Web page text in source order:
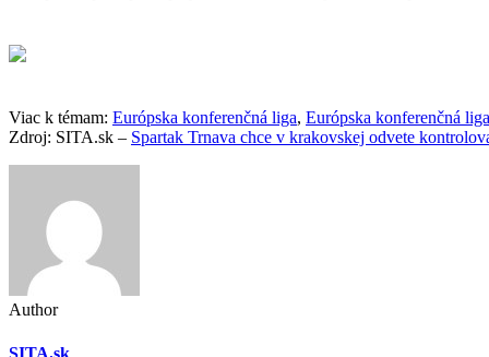
Viac k témam: Európska konferenčná liga, Európska konferenčná
Zdroj: SITA.sk – Spartak Trnava chce v krakovskej odvete
Author
SITA.sk